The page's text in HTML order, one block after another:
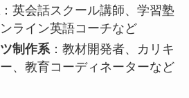
：英会話スクール講師、学習塾
ライン英語コーチなど
制作系：教材開発者、カリキ
、教育コーディネーターなど